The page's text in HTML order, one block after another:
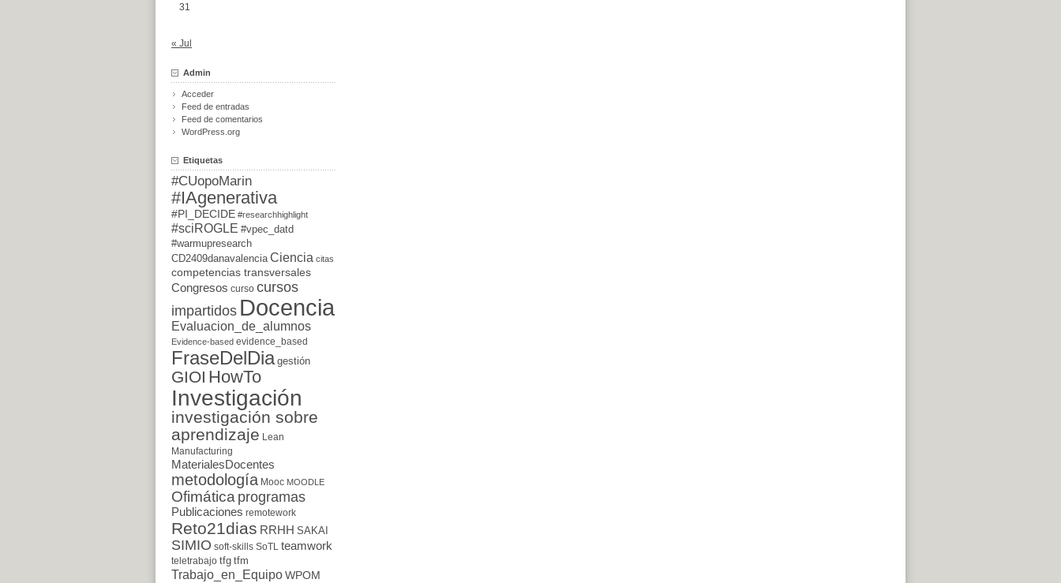
31
« Jul
Admin
Acceder
Feed de entradas
Feed de comentarios
WordPress.org
Etiquetas
#CUopoMarin
#IAgenerativa
#PI_DECIDE #researchhighlight
#sciROGLE #vpec_datd
#warmupresearch
CD2409danavalencia Ciencia citas
competencias transversales
Congresos curso cursos
impartidos Docencia
Evaluacion_de_alumnos
Evidence-based evidence_based
FraseDelDia gestión
GIOI HowTo
Investigación
investigación sobre
aprendizaje Lean
Manufacturing
MaterialesDocentes
metodología Mooc MOODLE
Ofimáticaprogramas
Publicaciones remotework
Reto21dias RRHH SAKAI
SIMIO soft-skills SoTL teamwork
teletrabajo tfg tfm
Trabajo_en_EquipoWPOM